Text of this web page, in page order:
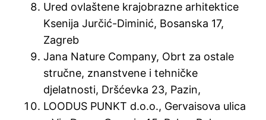
Ured ovlaštene krajobrazne arhitektice
Ksenija Jurčić-Diminić, Bosanska 17,
Zagreb
Jana Nature Company, Obrt za ostale
stručne, znanstvene i tehničke
djelatnosti, Dršćevka 23, Pazin,
LOODUS PUNKT d.o.o., Gervaisova ulica